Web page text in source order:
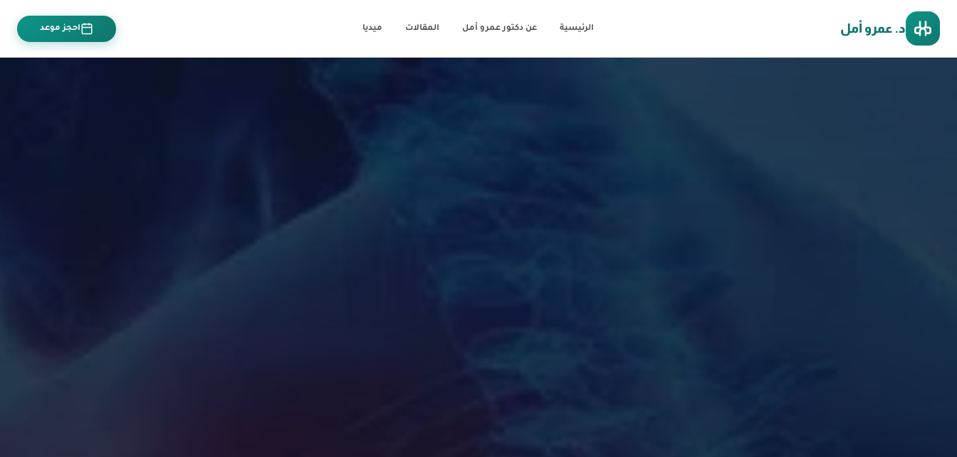
د. عمرو أمل الرئيسية عن دكتور عمرو أمل المقالات ميديا احجز موعد